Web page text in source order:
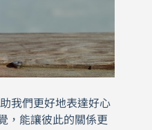
我們更好地表達好心
，能讓彼此的關係更